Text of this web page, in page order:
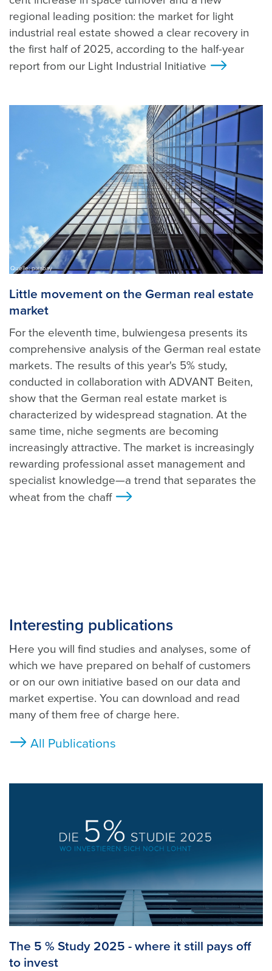
regional leading position: the market for light
industrial real estate showed a clear recovery in
the first half of 2025, according to the half-year
report from our Light Industrial Initiative
Quelle: pixabay
Little movement on the German real estate
market
For the eleventh time, bulwiengesa presents its
comprehensive analysis of the German real estate
markets. The results of this year's 5% study,
conducted in collaboration with ADVANT Beiten,
show that the German real estate market is
characterized by widespread stagnation. At the
same time, niche segments are becoming
increasingly attractive. The market is increasingly
rewarding professional asset management and
specialist knowledge—a trend that separates the
wheat from the chaff
Interesting publications
Here you will find studies and analyses, some of
which we have prepared on behalf of customers
or on our own initiative based on our data and
market expertise. You can download and read
many of them free of charge here.
All Publications
The 5 % Study 2025 - where it still pays off
to invest